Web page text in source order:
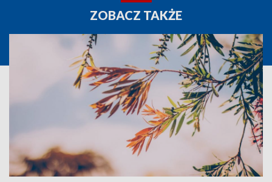
ZOBACZ TAKŻE